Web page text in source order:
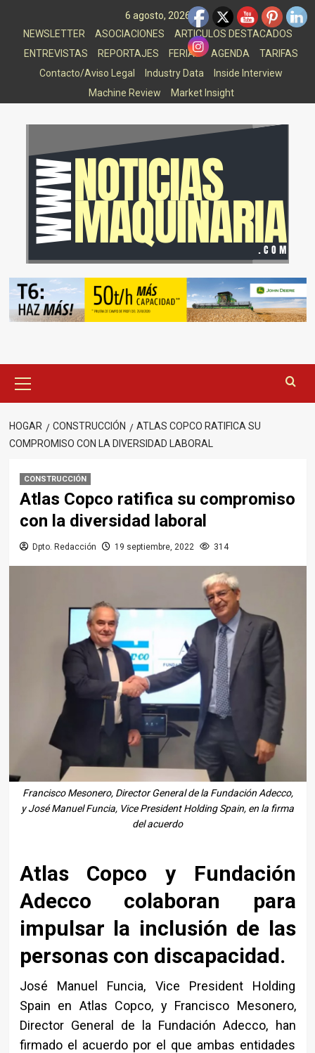
6 agosto, 2026
NEWSLETTER
ASOCIACIONES
ARTICULOS DESTACADOS
ENTREVISTAS
REPORTAJES FERIAS AGENDA
TARIFAS
Contacto/Aviso Legal
Industry Data
Inside Interview
Machine Review
Market Insight
principal
HOGAR CONSTRUCCIÓN
ATLAS COPCO RATIFICA SU
COMPROMISO CON LA DIVERSIDAD LABORAL
CONSTRUCCIÓN
Atlas Copco ratifica su compromiso
con la diversidad laboral
Dpto. Redacción 19 septiembre, 2022 314
Francisco Mesonero, Director General de la Fundación Adecco,
y José Manuel Funcia, Vice President Holding Spain, en la firma
del acuerdo
Atlas Copco y Fundación
Adecco colaboran para
impulsar la inclusión de las
personas con discapacidad.
José Manuel Funcia, Vice President Holding
Spain en Atlas Copco, y Francisco Mesonero,
Director General de la Fundación Adecco, han
firmado el acuerdo por el que ambas entidades